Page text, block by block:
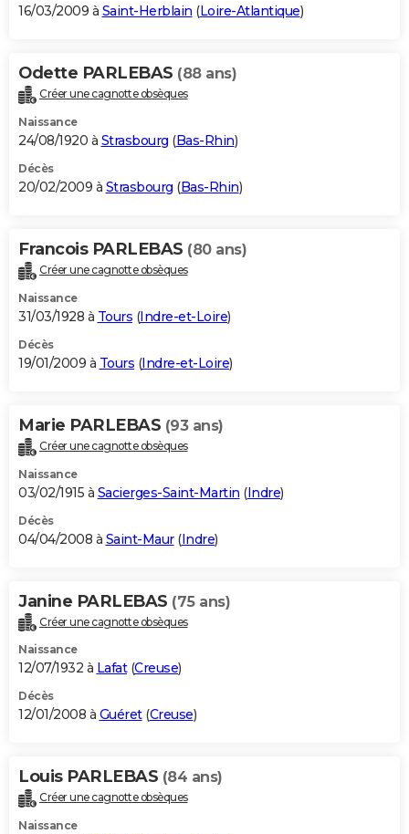
16/03/2009 à Saint-Herblain (Loire-Atlantique)
Odette PARLEBAS (88 ans)
Créer une cagnotte obsèques
Naissance
24/08/1920 à Strasbourg (Bas-Rhin)
Décès
20/02/2009 à Strasbourg (Bas-Rhin)
Francois PARLEBAS (80 ans)
Créer une cagnotte obsèques
Naissance
31/03/1928 à Tours (Indre-et-Loire)
Décès
19/01/2009 à Tours (Indre-et-Loire)
Marie PARLEBAS (93 ans)
Créer une cagnotte obsèques
Naissance
03/02/1915 à Sacierges-Saint-Martin (Indre)
Décès
04/04/2008 à Saint-Maur(Indre)
Janine PARLEBAS (75 ans)
Créer une cagnotte obsèques
Naissance
12/07/1932 à Lafat(Creuse)
Décès
12/01/2008 à Guéret(Creuse)
Louis PARLEBAS (84 ans)
Créer une cagnotte obsèques
Naissance